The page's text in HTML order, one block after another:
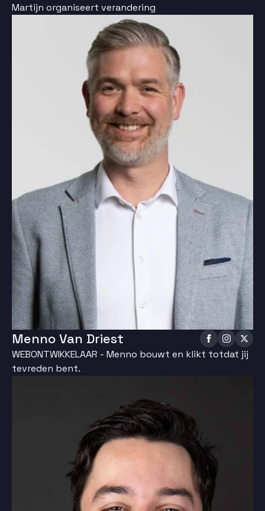
Martijn organiseert verandering
Menno Van Driest
WEBONTWIKKELAAR - Menno bouwt en klikt totdat jij
tevreden bent.